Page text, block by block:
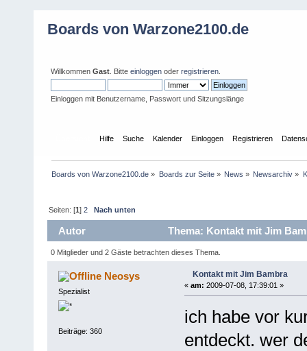
Boards von Warzone2100.de
Willkommen Gast . Bitte einloggen oder registrieren
Einloggen mit Benutzername, Passwort und Sitzungslänge
Hilfe Suche Kalender Einloggen Registrieren
Boards von Warzone2100.de » Boards zur Seite» News » Newsarchiv »
Seiten: [1]2 Nach unten
Autor Thema: Kontakt mit Jim
0 Mitglieder und 2 Gäste betrachten dieses Thema.
Neosys
Spezialist
Beiträge: 360
Kontakt mit Jim Bambra
« am: 2009-07-08, 17:39:01 »
ich habe vor
entdeckt. wer